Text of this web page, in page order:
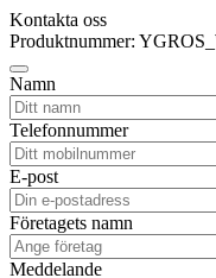
Kontakta oss
Produktnummer:
Namn
Telefonnummer
E-post
Företagets namn
Meddelande